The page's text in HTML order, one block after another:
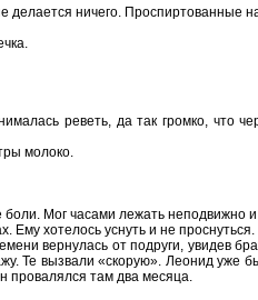
ничего. Проспиртованные
реветь, да так громко, что
молоко.
Мог часами лежать неподвижно и
хотелось уснуть и не
вернулась от подруги, увидев
Те вызвали «скорую». Леонид уже
провалялся там два месяца.